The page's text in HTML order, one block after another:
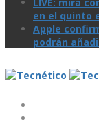
en el quinto
Apple
podrán